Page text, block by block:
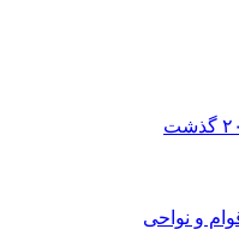
و نواحی